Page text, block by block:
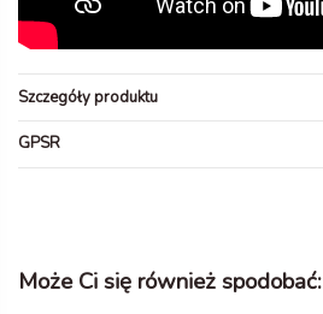
Szczegóły produktu
GPSR
Może Ci się również spodobać: